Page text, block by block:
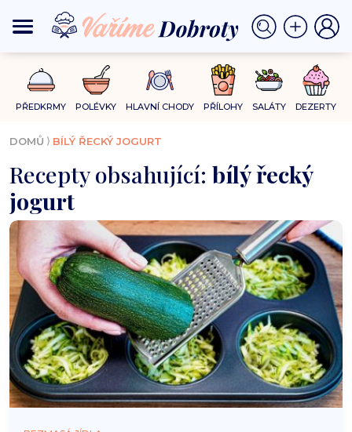
PŘEDKRMY POLÉVKY HLAVNÍ CHODY PŘÍLOHY SALÁTY DEZERTY
DOMŮ ⟩ BÍLÝ ŘECKÝ JOGURT
Recepty obsahující: bílý řecký
jogurt